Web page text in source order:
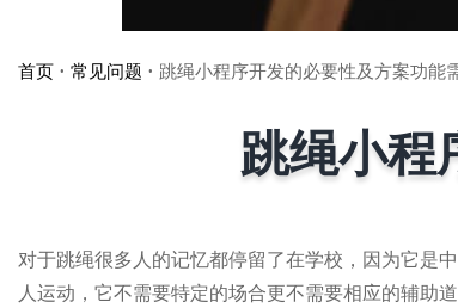
首页 • 常见问题 • 跳绳小程序开发的必要性及方案功能
跳绳小程
对于跳绳很多人的记忆都停留了在学校，因为它是
人运动，它不需要特定的场合更不需要相应的辅助